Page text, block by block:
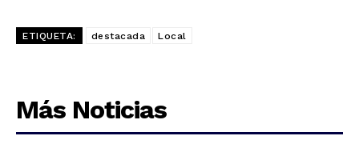
ETIQUETA: destacada Local
Más Noticias